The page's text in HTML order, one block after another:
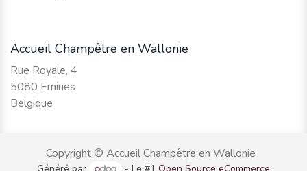
Accueil Champêtre en Wallonie
Rue Royale, 4
5080 Emines
Belgique
Copyright © Accueil Champêtre en Wallonie